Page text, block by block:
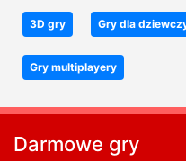
3D gry Gry dla
Gry multiplayery
Darmowe gry